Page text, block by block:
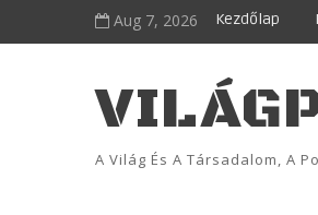
Aug 7, 2026 Kezdőlap
A Világ És A Társadalom, A